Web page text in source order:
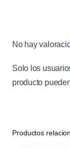
No hay
Solo los
producto
Productos